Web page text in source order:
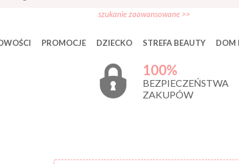
szukanie zaawansowane >>
PROMOCJE DZIECKO STREFA BEAUTY DOM
100%
BEZPIECZEŃSTWA
ZAKUPÓW